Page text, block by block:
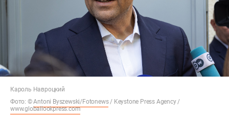
Кароль Навроцкий
Фото: ©Antoni Byszewski/Fotonews/ Keystone Press Agency /
www.globallookpress.com